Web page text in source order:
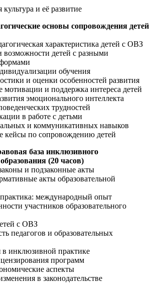
и её развитие
основы сопровождения детей
характеристика детей с ОВЗ
возможности детей с разными
обучения
и оценки особенностей развития
и поддержка интереса детей
эмоционального интеллекта
трудностей
в работе с детьми
и коммуникативных навыков
кейсы по сопровождению детей
база инклюзивного
(20 часов)
и подзаконные акты
акты образовательной
международный опыт
участников образовательного
с ОВЗ
педагогов и образовательных
инклюзивной практике
программ
аспекты
в законодательстве